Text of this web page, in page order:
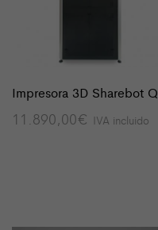
Impresora 3D Sharebot Q
11.890,00€ IVA incluido